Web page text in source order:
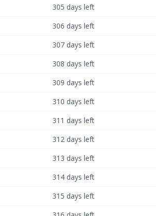
305 days left
306 days left
307 days left
308 days left
309 days left
310 days left
311 days left
312 days left
313 days left
314 days left
315 days left